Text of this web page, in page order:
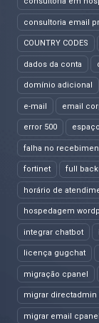
consultoria email
COUNTRY CODES
dados da conta
domínio adicional
e-mail email
error 500
falha no
fortinet full
horário de
hospedagem
integrar chatbot
licença gugchat
migração cpanel
migrar directadmin
migrar email cpanel